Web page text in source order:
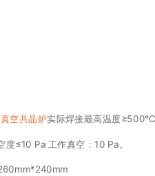
真空共晶炉实际焊接最高温度≥500℃
度≤10 Pa 工作真空：10 Pa。